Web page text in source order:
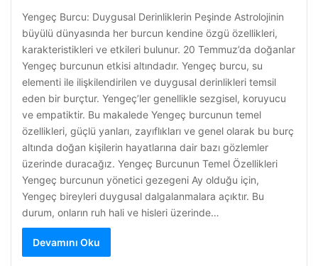
Yengeç Burcu: Duygusal Derinliklerin Peşinde Astrolojinin
büyülü dünyasında her burcun kendine özgü özellikleri,
karakteristikleri ve etkileri bulunur. 20 Temmuz’da doğanlar
Yengeç burcunun etkisi altındadır. Yengeç burcu, su
elementi ile ilişkilendirilen ve duygusal derinlikleri temsil
eden bir burçtur. Yengeç’ler genellikle sezgisel, koruyucu
ve empatiktir. Bu makalede Yengeç burcunun temel
özellikleri, güçlü yanları, zayıflıkları ve genel olarak bu burç
altında doğan kişilerin hayatlarına dair bazı gözlemler
üzerinde duracağız. Yengeç Burcunun Temel Özellikleri
Yengeç burcunun yönetici gezegeni Ay olduğu için,
Yengeç bireyleri duygusal dalgalanmalara açıktır. Bu
durum, onların ruh hali ve hisleri üzerinde…
Devamını Oku